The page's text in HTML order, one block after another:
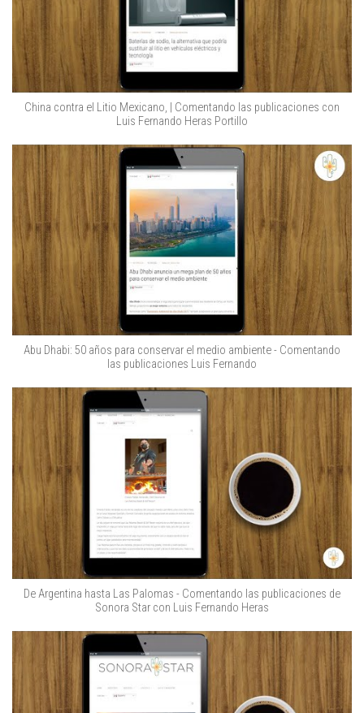
China contra el Litio Mexicano, | Comentando las publicaciones con
Luis Fernando Heras Portillo
Abu Dhabi: 50 años para conservar el medio ambiente - Comentando
las publicaciones Luis Fernando
De Argentina hasta Las Palomas - Comentando las publicaciones de
Sonora Star con Luis Fernando Heras